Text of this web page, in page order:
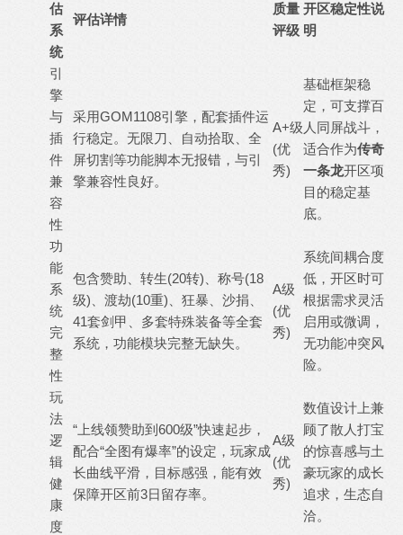
估
系
统
评估详情
质量
评级
开区稳定性说
明
引
擎
与
插
件
兼
容
性
采用GOM1108引擎，配套插件运
行稳定。无限刀、自动拾取、全
屏切割等功能脚本无报错，与引
擎兼容性良好。
A+级
(优
秀)
基础框架稳
定，可支撑百
人同屏战斗，
适合作为传奇
一条龙开区项
目的稳定基
底。
功
能
系
统
完
整
性
包含赞助、转生(20转)、称号(18
级)、渡劫(10重)、狂暴、沙捐、
41套剑甲、多套特殊装备等全套
系统，功能模块完整无缺失。
A级
(优
秀)
系统间耦合度
低，开区时可
根据需求灵活
启用或微调，
无功能冲突风
险。
玩
法
逻
辑
健
康
度
“上线领赞助到600级”快速起步，
配合“全图有爆率”的设定，玩家成
长曲线平滑，目标感强，能有效
保障开区前3日留存率。
A级
(优
秀)
数值设计上兼
顾了散人打宝
的惊喜感与土
豪玩家的成长
追求，生态自
洽。